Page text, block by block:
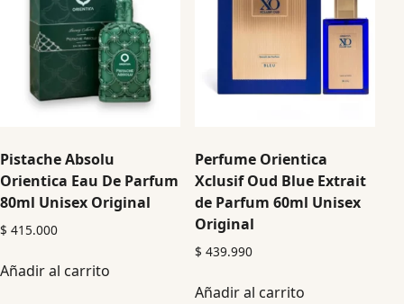
Pistache Absolu
Orientica Eau De Parfum
80ml Unisex Original
$ 415.000
Añadir al carrito
Perfume Orientica
Xclusif Oud Blue Extrait
de Parfum 60ml Unisex
Original
$ 439.990
Añadir al carrito